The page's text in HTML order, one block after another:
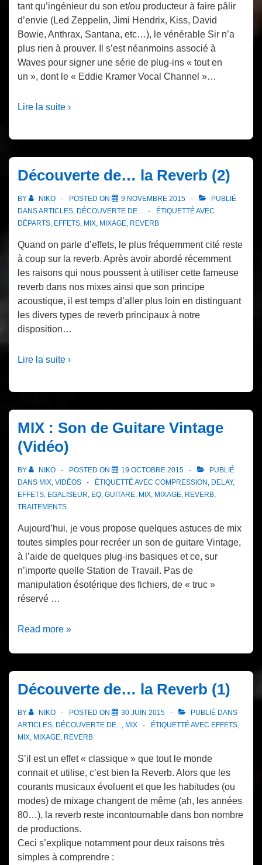
tant qu’ingénieur du son et/ou producteur à faire pâlir
d’envie (Led Zeppelin, Jimi Hendrix, Kiss, David
Bowie, Anthrax, Santana, etc…), le vénérable Sir n’a
plus rien à prouver. Il s’est néanmoins associé à
Waves pour signer une série de plug-ins « tout en
un », dont le « Eddie Kramer Vocal Channel »…
Lire la suite ›
Découverte de… la Reverb (2)
BY NIKO POSTED ON 9 NOVEMBRE 2015
PUBLIÉ
DANSARTICLES, DÉCOUVERTE DE...
ÉTIQUETTÉ AVEC
DÉPARTS, EFFETS, MIX, MIXAGE, REVERB
Quand on parle d’effets, le plus fréquemment cité reste
à coup sur la reverb. Après avoir abordé récemment
les raisons qui nous poussent à utiliser cette fameuse
reverb dans nos mixes ainsi que son principe
acoustique, il est temps d’aller plus loin en distinguant
les divers types de reverb principaux à notre
disposition…
Lire la suite ›
MIX : Son de Guitare Vintage
(Vidéo)
BY NIKO POSTED ON 19 OCTOBRE 2015
PUBLIÉ
DANS MIX, VIDÉOS ÉTIQUETTÉ AVEC COMPRESSION, DELAY,
EFFETS, EGALISEUR, EQ, GUITARE, MIX, MIXAGE, REVERB,
TRAITEMENTS
Aujourd’hui, je vous propose quelques astuces de mix
toutes simples pour recréer un son de guitare Vintage,
à l’aide de quelques plug-ins basiques et ce, sur
n’importe quelle Station de Travail. Pas de
manipulation ésotérique des fichiers, de « truc »
réservé …
MIX
Son
de
Guitare
(Vidéo)
Read more »
Découverte de… la Reverb (1)
BY NIKO POSTED ON 30 JUIN 2015
PUBLIÉ DANS
ARTICLES, DÉCOUVERTE DE..., MIX ÉTIQUETTÉ AVEC EFFETS,
MIX, MIXAGE, REVERB
S’il est un effet « classique » que tout le monde
connait et utilise, c’est bien la Reverb. Alors que les
courants musicaux évoluent et que les habitudes (ou
modes) de mixage changent de même (ah, les années
80…), la reverb reste incontournable dans bon nombre
de productions.
Ceci s’explique notamment pour deux raisons très
simples à comprendre :